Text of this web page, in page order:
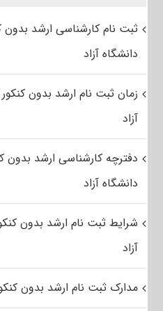
ثبت نام کارشناسی ارشد بدون
دانشگاه آزاد
زمان ثبت نام ارشد بدون
آزاد
دفترچه کارشناسی ارشد بدون
دانشگاه آزاد
شرایط ثبت نام ارشد بدون
آزاد
مدارک ثبت نام ارشد بدون